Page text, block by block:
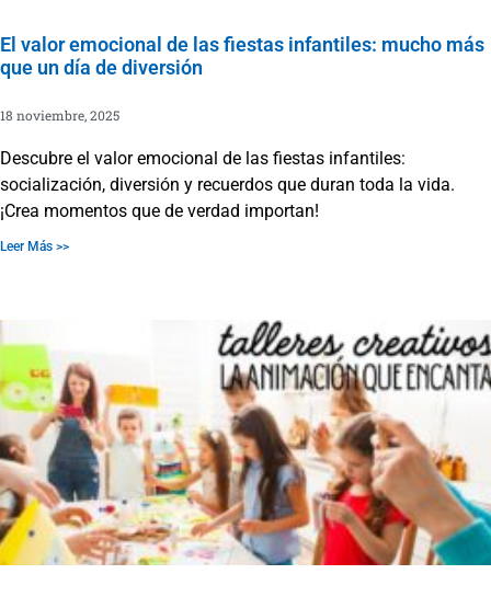
El valor emocional de las fiestas infantiles: mucho más
que un día de diversión
18 noviembre, 2025
Descubre el valor emocional de las fiestas infantiles:
socialización, diversión y recuerdos que duran toda la vida.
¡Crea momentos que de verdad importan!
Leer Más >>